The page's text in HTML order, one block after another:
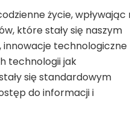
życie, wpływając
które stały się naszym
technologiczne
technologii jak
się standardowym
do informacji i